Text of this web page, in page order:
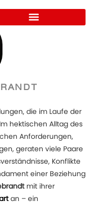
die im Laufe der
hektischen Alltag des
Anforderungen,
geraten viele Paare
Konflikte
einer Beziehung
mit ihrer
an – ein